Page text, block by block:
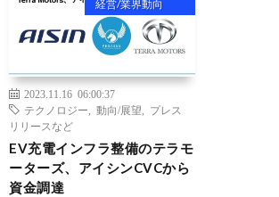
経営/業界動向
2023.11.16 06:00:37
テクノロジー
動向/展望
プレス
リリースなど
EV充電インフラ整備のテラモ
ーターズ、アイシンCVCから
資金調達